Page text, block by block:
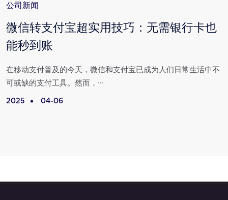
公司新闻
微信转支付宝超实用技巧：无需银行卡也
能秒到账
在移动支付普及的今天，微信和支付宝已成为人们日常生活中不
可或缺的支付工具。然而，···
2025 04-06